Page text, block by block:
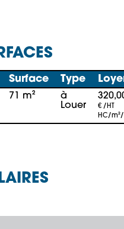
Surface Type
71 m²
à
Louer
€ /HT
HC/